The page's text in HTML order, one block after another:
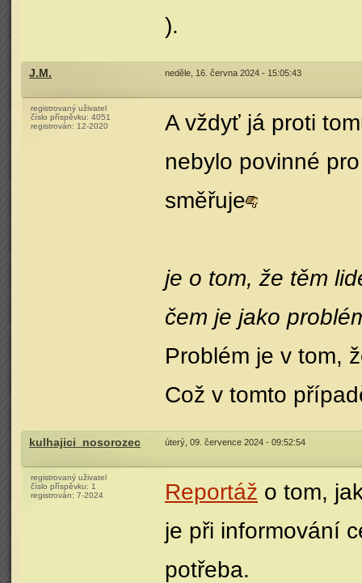
).
J.M. neděle, 16. června 2024 - 15:05:43
registrovaný uživatel
číslo příspěvku: 4051
registrován: 12-2020
A vždyť já proti
nebylo povinné
směřuje
je o tom, že těm
čem je jako
Problém je v tom,
Což v tomto
kulhajici_nosorozec úterý, 09. července 2024 - 09:52:54
registrovaný uživatel
číslo příspěvku: 1
registrován: 7-2024 Reportáž o tom,
je při informování
potřeba.